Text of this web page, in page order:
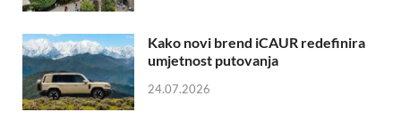
Kako novi brend iCAUR redefinira
umjetnost putovanja
24.07.2026